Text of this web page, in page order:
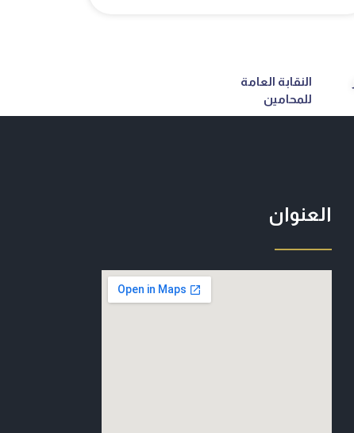
النقابة العامة
للمحامين
العنوان